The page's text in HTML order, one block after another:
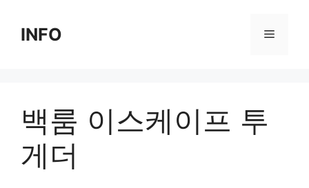
contentINFO Menu
백룸 이스케이프 투
게더